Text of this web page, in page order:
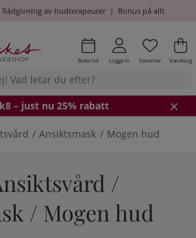
Rådgivning av hudterapeuter| Bonus på allt
Boka tid Logga in Antal i
.
Favoriter .
Varukorg
– just nu 25% rabatt
Ansiktsmask Mogen hud
/
/ Mogen hud